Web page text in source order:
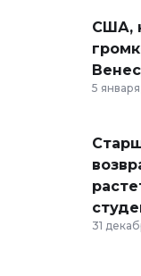
США,
5
31